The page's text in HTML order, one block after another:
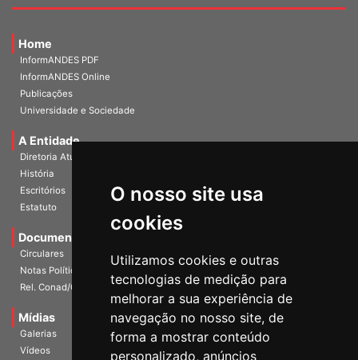
O nosso site usa
cookies
Utilizamos cookies e outras
tecnologias de medição para
melhorar a sua experiência de
navegação no nosso site, de
forma a mostrar conteúdo
personalizado, anúncios
Home
InformANDES PDF
InformANDES Online
Publicações
Universidade e Sociedade
A Entidade
Diretoria Atual
História
Escritórios
Estatuto
Documentos
Circulares
Notas Políticas
Rel. Conad/Congresso
Mídias
Galerias
Vídeos